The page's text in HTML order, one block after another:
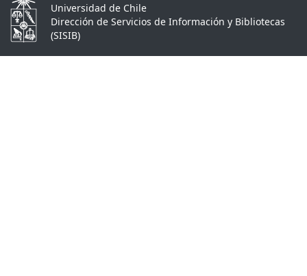
Universidad de Chile
Dirección de Servicios de Información y Bibliotecas
(SISIB)